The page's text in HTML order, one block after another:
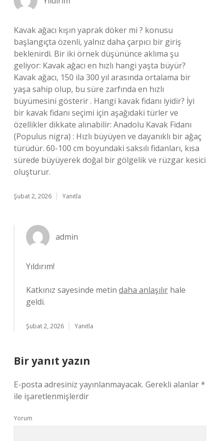
Kavak ağacı kışın yaprak döker mi ? konusu
başlangıçta özenli, yalnız daha çarpıcı bir giriş
beklenirdi. Bir iki örnek düşününce aklıma şu
geliyor: Kavak ağacı en hızlı hangi yaşta büyür?
Kavak ağacı, 150 ila 300 yıl arasında ortalama bir
yaşa sahip olup, bu süre zarfında en hızlı
büyümesini gösterir . Hangi kavak fidanı iyidir? İyi
bir kavak fidanı seçimi için aşağıdaki türler ve
özellikler dikkate alınabilir: Anadolu Kavak Fidanı
(Populus nigra) : Hızlı büyüyen ve dayanıklı bir ağaç
türüdür. 60-100 cm boyundaki saksılı fidanları, kısa
sürede büyüyerek doğal bir gölgelik ve rüzgar kesici
oluşturur.
Şubat 2, 2026 Yanıtla
admin
Yıldırım!
Katkınız sayesinde metin daha anlaşılır hale
geldi.
Şubat 2, 2026 Yanıtla
Bir yanıt yazın
E-posta adresiniz yayınlanmayacak. Gerekli alanlar*
ile işaretlenmişlerdir
Yorum